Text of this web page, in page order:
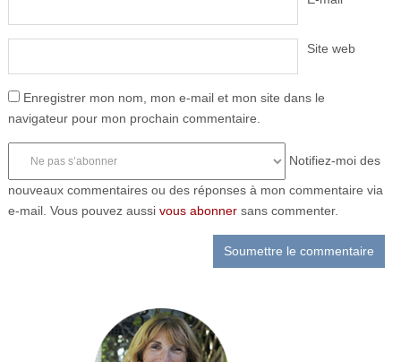
Site web
Enregistrer mon nom, mon e-mail et mon site dans le
navigateur pour mon prochain commentaire.
Notifiez-moi des
nouveaux commentaires ou des réponses à mon commentaire via
e-mail. Vous pouvez aussi vous abonnersans commenter.